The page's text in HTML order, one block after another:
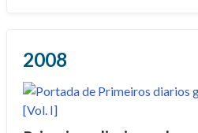
2008